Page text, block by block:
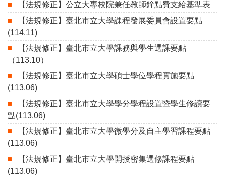
【法規修正】公立大專校院兼任教師鐘點費支給基準表
【法規修正】臺北市立大學課程發展委員會設置要點
(114.11)
【法規修正】臺北市立大學課務與學生選課要點
（113.10）
【法規修正】臺北市立大學碩士學位學程實施要點
(113.06)
【法規修正】臺北市立大學學分學程設置暨學生修讀要
點(113.06)
【法規修正】臺北市立大學微學分及自主學習課程要點
(113.06)
【法規修正】臺北市立大學開授密集選修課程要點
(113.06)